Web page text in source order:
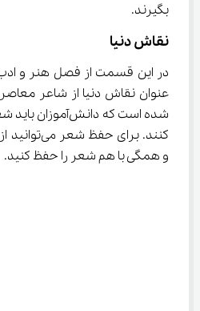
بگیرند.
نقاش دنیا
در این قسمت از فصل هنر و
عنوان نقاش دنیا از شاعر
شده است که
کنند. برای
و همگی با هم شعر را حفظ کنید.